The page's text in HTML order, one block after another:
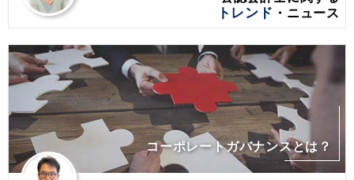
トレンド ・ニュース
コーポレートガバナンスとは？